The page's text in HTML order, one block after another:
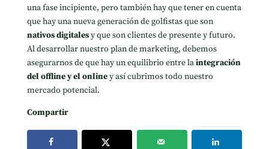
una fase incipiente, pero también hay que tener en cuenta
que hay una nueva generación de golfistas que son
nativos digitalesy que son clientes de presente y futuro.
Al desarrollar nuestro plan de marketing, debemos
asegurarnos de que hay un equilibrio entre laintegración
del offline y el onliney así cubrimos todo nuestro
mercado potencial.
Compartir